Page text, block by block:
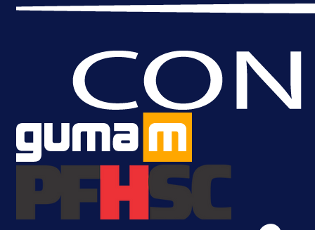
A Selekcija
Brat Kerima Alajbegovića pozvan
reprezentaciju Njemačke!
1 dan 12 h
Više vijesti